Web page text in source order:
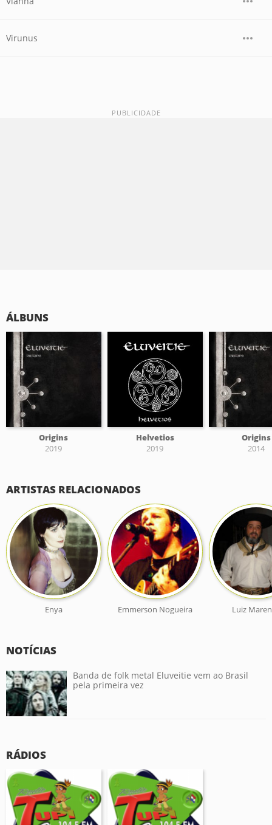
Virunus
ÁLBUNS
Origins
2019
Helvetios
2019
Origins
2014
ARTISTAS RELACIONADOS
Enya Emmerson Nogueira Luiz
NOTÍCIAS
Banda de folk metal Eluveitie vem ao Brasil
pela primeira vez
RÁDIOS